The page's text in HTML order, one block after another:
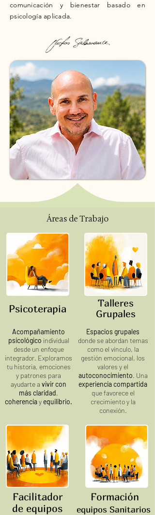
comunicación y bienestar basado en
psicología aplicada.
Áreas de Trabajo
Psicoterapia
Acompañamiento
psicológico individual
desde un enfoque
integrador. Exploramos
tu historia, emociones
y patrones para
ayudarte a vivir con
más claridad,
coherenciay equilibrio.
Facilitador
de equipos
Talleres
Grupales
Espacios grupales
donde se abordan temas
como el vínculo, la
gestión emocional, los
valores y el
autoconocimiento. Una
experiencia compartida
que favorece el
crecimiento y la
conexión.
Formación
equipos Sanitarios